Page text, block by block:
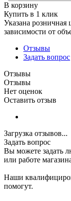
В корзину
Купить в 1 клик
Указана розничная
зависимости от
Отзывы
Задать вопрос
Отзывы
Отзывы
Нет оценок
Оставить отзыв
Загрузка отзывов...
Задать вопрос
Вы можете задать
или работе
Наши
помогут.